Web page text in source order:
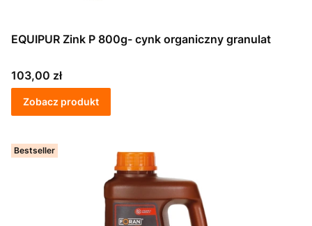
EQUIPUR Zink P 800g- cynk organiczny granulat
Cena
103,00 zł
Zobacz produkt
Bestseller